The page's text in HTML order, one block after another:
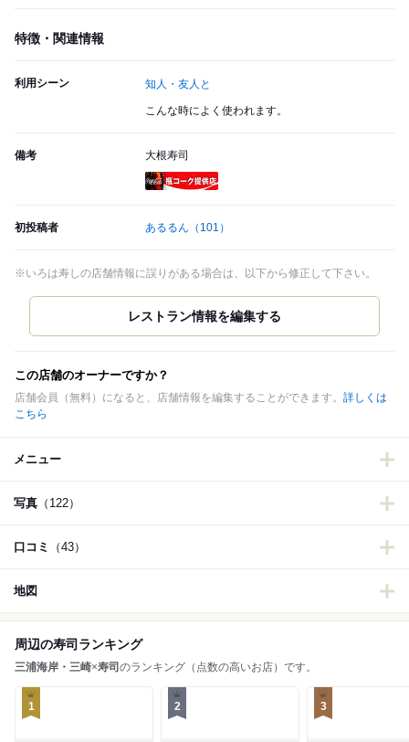
特徴・関連情報
利用シーン 知人・友人と
こんな時によく使われます。
備考
大根寿司
初投稿者 あるるん （101）
※いろは寿しの店舗情報に誤りがある場合は、以下から修正して下さい。
この店舗のオーナーですか？
店舗会員（無料）になると、店舗情報を編集することができます。 詳しくは
こちら
メニュー
写真 （122）
口コミ （43）
地図
周辺の寿司ランキング
三浦海岸・三崎×寿司 のランキング（点数の高いお店）です。
1 2 3